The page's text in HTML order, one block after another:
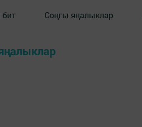
Соңгы яңалыклар